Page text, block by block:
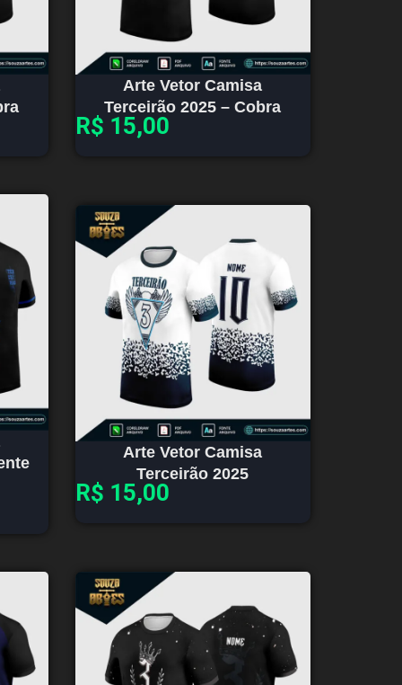
Arte Vetor Camisa
Terceirão 2025 – Cobra
R$ 15,00
Arte Vetor Camisa
Terceirão 2025
R$ 15,00